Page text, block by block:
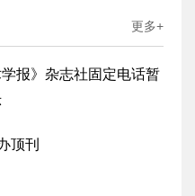
更多+
学报》杂志社固定电话暂
顶刊